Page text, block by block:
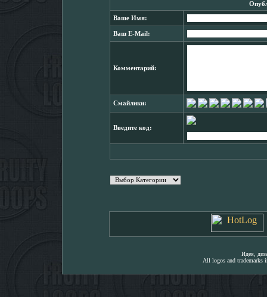
Ваше Имя:
Ваш E-Mail:
Комментарий:
Смайлики:
Введите код:
Идея,
All logos and trademarks